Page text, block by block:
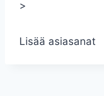
>
Lisää asiasanat